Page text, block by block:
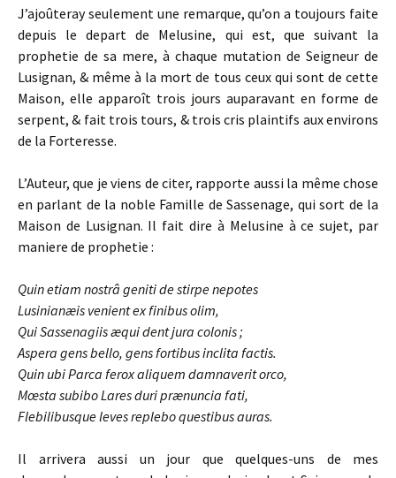
J’ajoûteray seulement une remarque, qu’on a toujours faite
depuis le depart de Melusine, qui est, que suivant la
prophetie de sa mere, à chaque mutation de Seigneur de
Lusignan, & même à la mort de tous ceux qui sont de cette
Maison, elle apparoît trois jours auparavant en forme de
serpent, & fait trois tours, & trois cris plaintifs aux environs
de la Forteresse.
L’Auteur, que je viens de citer, rapporte aussi la même chose
en parlant de la noble Famille de Sassenage, qui sort de la
Maison de Lusignan. Il fait dire à Melusine à ce sujet, par
maniere de prophetie :
Quin etiam nostrâ geniti de stirpenepotes
Lusinianæis venient ex finibus olim,
Qui Sassenagiis æqui dent jura colonis ;
Aspera gens bello, gens fortibus inclita factis.
Quin ubi Parca ferox aliquem damnaverit orco,
Mœsta subibo Lares duri prænuncia fati,
Flebilibusque leves replebo questibus auras.
Il arrivera aussi un jour que quelques-uns de mes